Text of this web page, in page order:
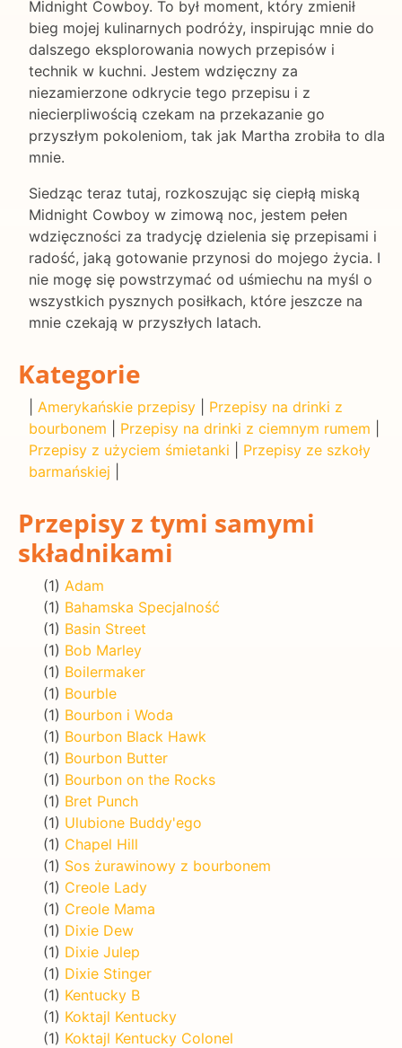
Midnight Cowboy. To był moment, który zmienił
bieg mojej kulinarnych podróży, inspirując mnie do
dalszego eksplorowania nowych przepisów i
technik w kuchni. Jestem wdzięczny za
niezamierzone odkrycie tego przepisu i z
niecierpliwością czekam na przekazanie go
przyszłym pokoleniom, tak jak Martha zrobiła to dla
mnie.
Siedząc teraz tutaj, rozkoszując się ciepłą miską
Midnight Cowboy w zimową noc, jestem pełen
wdzięczności za tradycję dzielenia się przepisami i
radość, jaką gotowanie przynosi do mojego życia. I
nie mogę się powstrzymać od uśmiechu na myśl o
wszystkich pysznych posiłkach, które jeszcze na
mnie czekają w przyszłych latach.
Kategorie
Amerykańskie przepisy
Przepisy na drinki z
bourbonem
Przepisy na drinki z ciemnym rumem
Przepisy z użyciem śmietanki
Przepisy ze szkoły
barmańskiej
Przepisy z tymi samymi
składnikami
(1) Adam
(1) Bahamska Specjalność
(1) Basin Street
(1) Bob Marley
(1) Boilermaker
(1) Bourble
(1) Bourbon i Woda
(1) Bourbon Black Hawk
(1) Bourbon Butter
(1) Bourbon on the Rocks
(1) Bret Punch
(1) Ulubione Buddy'ego
(1) Chapel Hill
(1) Sos żurawinowy z bourbonem
(1) Creole Lady
(1) Creole Mama
(1) Dixie Dew
(1) Dixie Julep
(1) Dixie Stinger
(1) Kentucky B
(1) Koktajl Kentucky
(1) Koktajl Kentucky Colonel